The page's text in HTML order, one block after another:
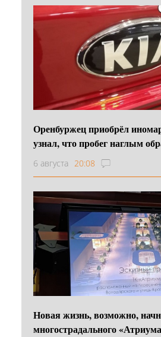
Оренбуржец приобрёл
узнал, что пробег наглым
6 августа 20:08
Новая жизнь, возможно,
многострадального